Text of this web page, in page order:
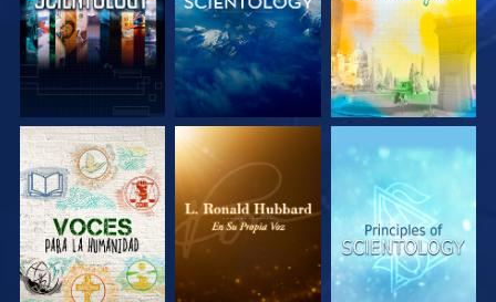
EXPLORA LAS
SERIES
EXPLORA LAS
SERIES
EXPLORA LAS
SERIES